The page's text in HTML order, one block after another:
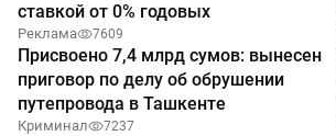
ставкой от 0% годовых
Реклама 7609
Присвоено 7,4 млрд сумов: вынесен
приговор по делу об обрушении
путепровода в Ташкенте
Криминал 7237